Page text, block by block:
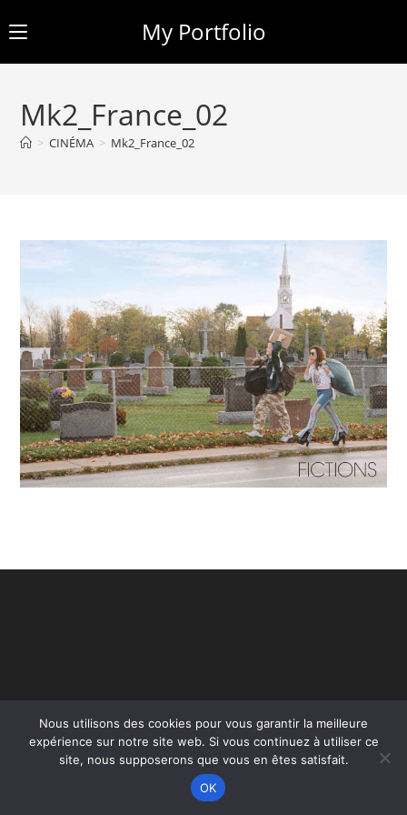
content
My Portfolio
Mk2_France_02
> CINÉMA > Mk2_France_02
Copyright - WordPress Theme by OceanWP
Nous utilisons des cookies pour vous garantir la meilleure
expérience sur notre site web. Si vous continuez à utiliser ce
site, nous supposerons que vous en êtes satisfait.
OK